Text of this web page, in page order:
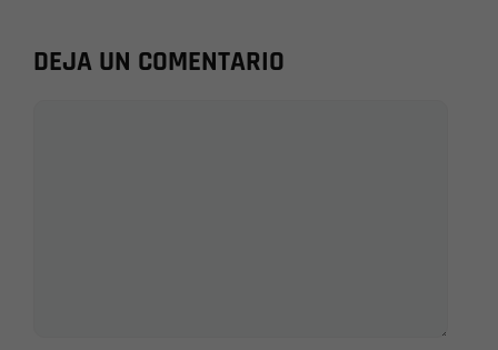
DEJA UN COMENTARIO